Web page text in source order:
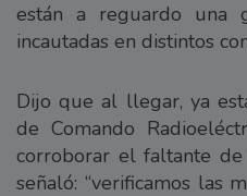
están a reguardo una
incautadas en distintos
Dijo que al llegar, ya
de Comando
corroborar el faltante
señaló: “verificamos las